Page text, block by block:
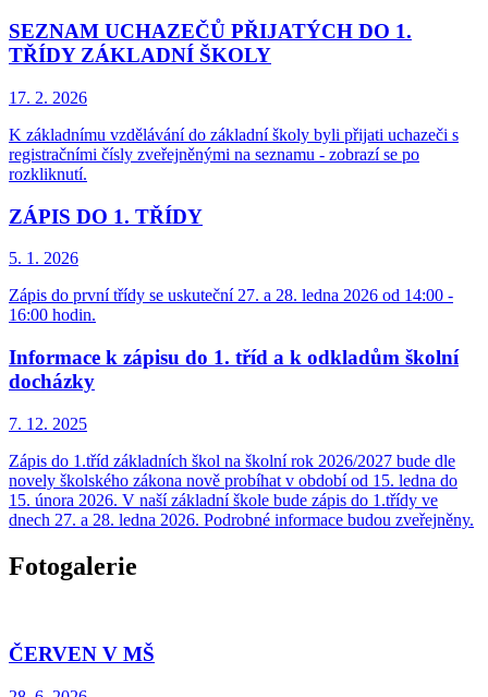
SEZNAM UCHAZEČŮ PŘIJATÝCH DO 1.
TŘÍDY ZÁKLADNÍ ŠKOLY
17. 2. 2026
K základnímu vzdělávání do základní školy byli přijati uchazeči s
registračními čísly zveřejněnými na seznamu - zobrazí se po
rozkliknutí.
ZÁPIS DO 1. TŘÍDY
5. 1. 2026
Zápis do první třídy se uskuteční 27. a 28. ledna 2026 od 14:00 -
16:00 hodin.
Informace k zápisu do 1. tříd a k odkladům školní
docházky
7. 12. 2025
Zápis do 1.tříd základních škol na školní rok 2026/2027 bude dle
novely školského zákona nově probíhat v období od 15. ledna do
15. února 2026. V naší základní škole bude zápis do 1.třídy ve
dnech 27. a 28. ledna 2026. Podrobné informace budou zveřejněny.
Fotogalerie
ČERVEN V MŠ